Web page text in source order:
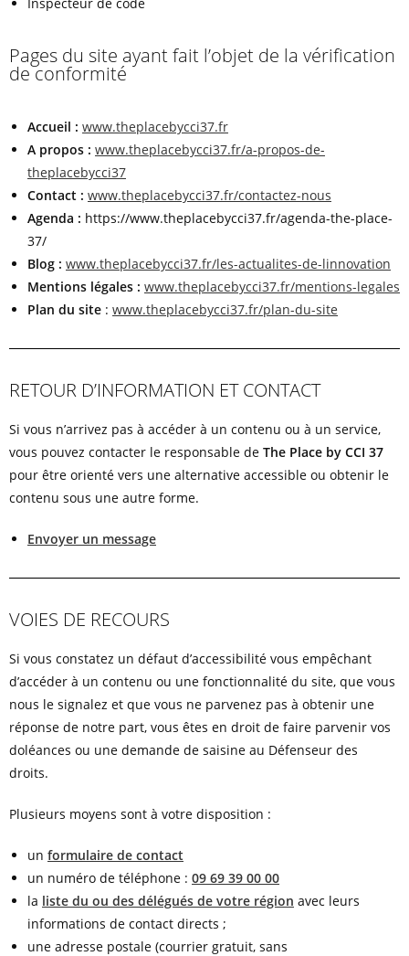
Pages du site ayant fait l’objet de la vérification
de conformité
Accueil : www.theplacebycci37.fr
A propos : www.theplacebycci37.fr/a-propos-de-
theplacebycci37
Contact : www.theplacebycci37.fr/contactez-nous
Agenda : https://www.theplacebycci37.fr/agenda-the-place-
37/
Blog : www.theplacebycci37.fr/les-actualites-de-linnovation
Mentions légales : www.theplacebycci37.fr/mentions-legales
Plan du site : www.theplacebycci37.fr/plan-du-site
RETOUR D’INFORMATION ET CONTACT
Si vous n’arrivez pas à accéder à un contenu ou à un service,
vous pouvez contacter le responsable de The Place by CCI 37
pour être orienté vers une alternative accessible ou obtenir le
contenu sous une autre forme.
Envoyer un message
VOIES DE RECOURS
Si vous constatez un défaut d’accessibilité vous empêchant
d’accéder à un contenu ou une fonctionnalité du site, que vous
nous le signalez et que vous ne parvenez pas à obtenir une
réponse de notre part, vous êtes en droit de faire parvenir vos
doléances ou une demande de saisine au Défenseur des
droits.
Plusieurs moyens sont à votre disposition :
un formulaire de contact
un numéro de téléphone : 09 69 39 00 00
la liste du ou des délégués de votre région avec leurs
informations de contact directs ;
une adresse postale (courrier gratuit, sans